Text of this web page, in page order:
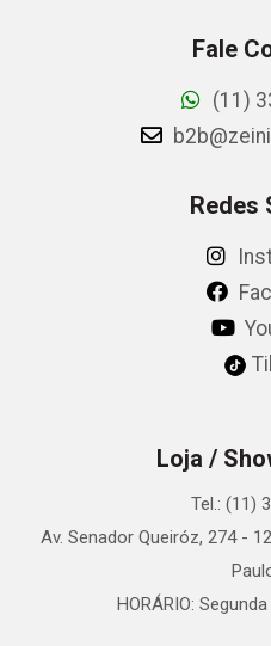
Fale
(11)
Redes
Loja /
Tel.: (11)
Av. Senador Queiróz, 274 -
HORÁRIO: